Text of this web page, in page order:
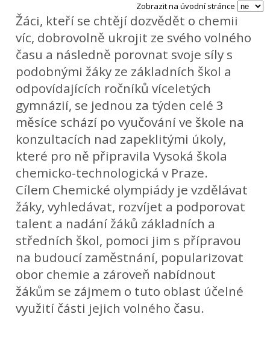
Zobrazit na úvodní stránce
Žáci, kteří se chtějí dozvědět o chemii
víc, dobrovolně ukrojit ze svého volného
času a následně porovnat svoje síly s
podobnými žáky ze základních škol a
odpovídajících ročníků víceletých
gymnázií, se jednou za týden celé 3
měsíce schází po vyučování ve škole na
konzultacích nad zapeklitými úkoly,
které pro ně připravila Vysoká škola
chemicko-technologická v Praze.
Cílem Chemické olympiády je vzdělávat
žáky, vyhledávat, rozvíjet a podporovat
talent a nadání žáků základních a
středních škol, pomoci jim s přípravou
na budoucí zaměstnání, popularizovat
obor chemie a zároveň nabídnout
žákům se zájmem o tuto oblast účelné
využití části jejich volného času.